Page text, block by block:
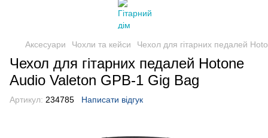
Аксесуари Чохли та кейси Чехол для гітарних педалей
Чехол для гітарних педалей Hotone
Audio Valeton GPB-1 Gig Bag
Артикул: 234785 Написати відгук